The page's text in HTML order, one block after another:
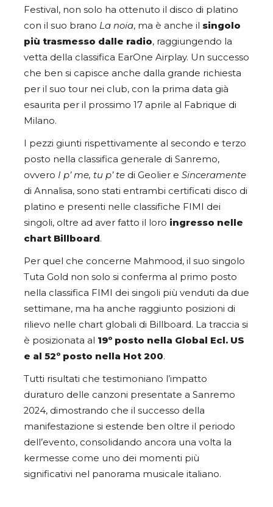
Festival, non solo ha ottenuto il disco di platino
con il suo brano La noia, ma è anche il singolo
più trasmesso dalle radio, raggiungendo la
vetta della classifica EarOne Airplay. Un successo
che ben si capisce anche dalla grande richiesta
per il suo tour nei club, con la prima data già
esaurita per il prossimo 17 aprile al Fabrique di
Milano.
I pezzi giunti rispettivamente al secondo e terzo
posto nella classifica generale di Sanremo,
ovvero I p’ me, tu p’ te di Geolier e Sinceramente
di Annalisa, sono stati entrambi certificati disco di
platino e presenti nelle classifiche FIMI dei
singoli, oltre ad aver fatto il loro ingresso nelle
chart Billboard.
Per quel che concerne Mahmood, il suo singolo
Tuta Gold non solo si conferma al primo posto
nella classifica FIMI dei singoli più venduti da due
settimane, ma ha anche raggiunto posizioni di
rilievo nelle chart globali di Billboard. La traccia si
è posizionata al 19º posto nella Global Ecl. US
e al 52º posto nella Hot 200.
Tutti risultati che testimoniano l’impatto
duraturo delle canzoni presentate a Sanremo
2024, dimostrando che il successo della
manifestazione si estende ben oltre il periodo
dell’evento, consolidando ancora una volta la
kermesse come uno dei momenti più
significativi nel panorama musicale italiano.